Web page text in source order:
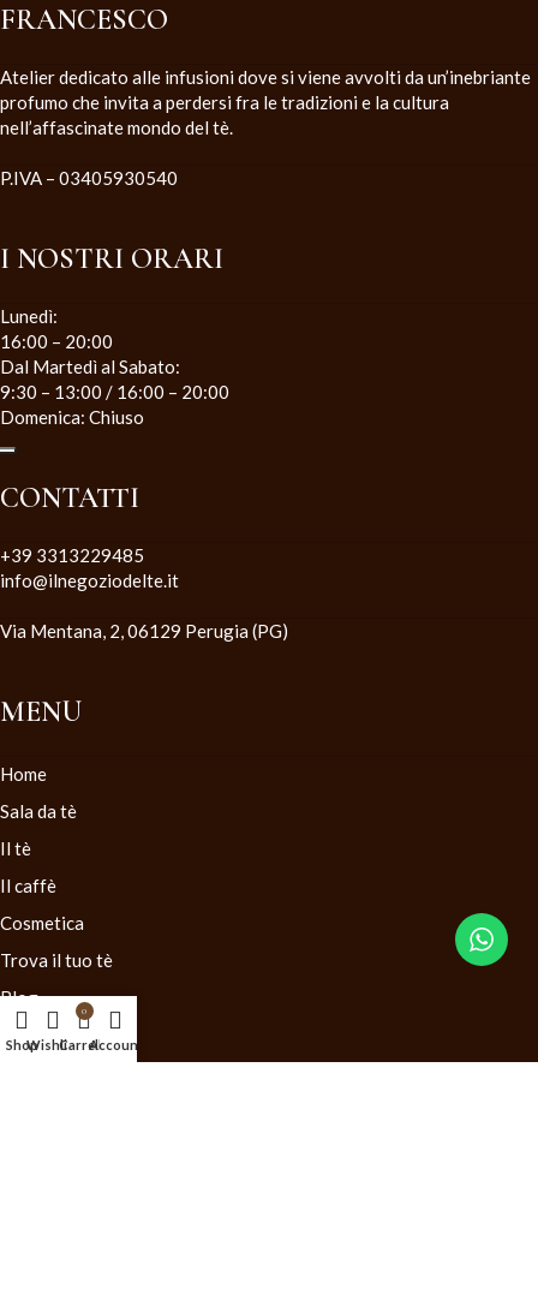
FRANCESCO
Atelier dedicato alle infusioni dove si viene avvolti da un’inebriante
profumo che invita a perdersi fra le tradizioni e la cultura
nell’affascinate mondo del tè.
P.IVA – 03405930540
I NOSTRI ORARI
Lunedì:
16:00 – 20:00
Dal Martedì al Sabato:
9:30 – 13:00 / 16:00 – 20:00
Domenica: Chiuso
CONTATTI
+39 3313229485
info@ilnegoziodelte.it
Via Mentana, 2, 06129 Perugia (PG)
MENU
Home
Sala da tè
Il tè
Il caffè
Cosmetica
Trova il tuo tè
Blog
Contatti
ShopWishlist
0
CarrelloAccount